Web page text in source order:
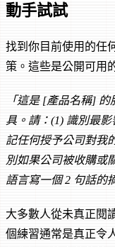
動手試試
找到你目前使用的任
策。這些是公開可用
「這是 [產品名稱]
具。請：(1) 識別最
記任何授予公司對我
別如果公司被收購或
語言寫一個 2 句話的
大多數人從未真正閱
個練習通常是真正令